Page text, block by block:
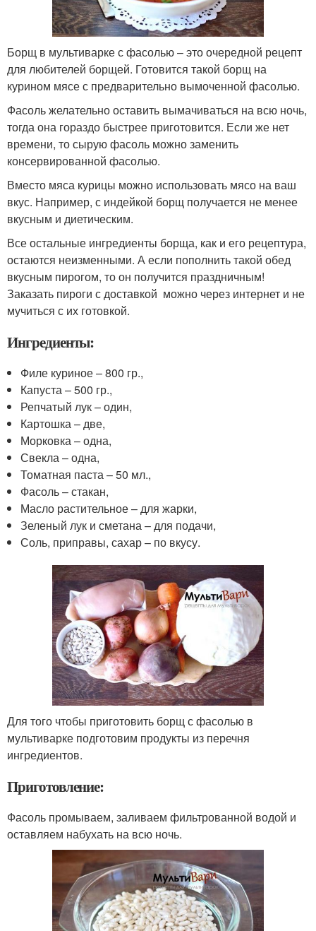
Борщ в мультиварке с фасолью – это очередной рецепт
для любителей борщей. Готовится такой борщ на
курином мясе с предварительно вымоченной фасолью.
Фасоль желательно оставить вымачиваться на всю ночь,
тогда она гораздо быстрее приготовится. Если же нет
времени, то сырую фасоль можно заменить
консервированной фасолью.
Вместо мяса курицы можно использовать мясо на ваш
вкус. Например, с индейкой борщ получается не менее
вкусным и диетическим.
Все остальные ингредиенты борща, как и его рецептура,
остаются неизменными. А если пополнить такой обед
вкусным пирогом, то он получится праздничным!
Заказать пироги с доставкой можно через интернет и не
мучиться с их готовкой.
Ингредиенты:
Филе куриное – 800 гр.,
Капуста – 500 гр.,
Репчатый лук – один,
Картошка – две,
Морковка – одна,
Свекла – одна,
Томатная паста – 50 мл.,
Фасоль – стакан,
Масло растительное – для жарки,
Зеленый лук и сметана – для подачи,
Соль, приправы, сахар – по вкусу.
Для того чтобы приготовить борщ с фасолью в
мультиварке подготовим продукты из перечня
ингредиентов.
Приготовление:
Фасоль промываем, заливаем фильтрованной водой и
оставляем набухать на всю ночь.